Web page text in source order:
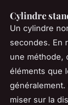
Cylindre
Un cylindre
secondes. En
une méthode,
éléments que
généralement.
miser sur la